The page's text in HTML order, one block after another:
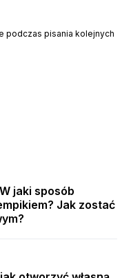
podczas pisania kolejnych
jaki sposób
Jak zostać